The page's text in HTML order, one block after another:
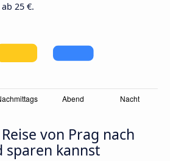
25 €.
von Prag nach
sparen kannst